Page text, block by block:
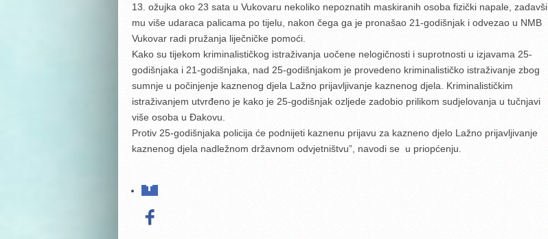
13. ožujka oko 23 sata u Vukovaru nekoliko nepoznatih maskiranih osoba fizički napale, zadavši
mu više udaraca palicama po tijelu, nakon čega ga je pronašao 21-godišnjak i odvezao u NMB
Vukovar radi pružanja liječničke pomoći.
Kako su tijekom kriminalističkog istraživanja uočene nelogičnosti i suprotnosti u izjavama 25-
godišnjaka i 21-godišnjaka, nad 25-godišnjakom je provedeno kriminalističko istraživanje zbog
sumnje u počinjenje kaznenog djela Lažno prijavljivanje kaznenog djela. Kriminalističkim
istraživanjem utvrđeno je kako je 25-godišnjak ozljede zadobio prilikom sudjelovanja u tučnjavi
više osoba u Đakovu.
Protiv 25-godišnjaka policija će podnijeti kaznenu prijavu za kazneno djelo Lažno prijavljivanje
kaznenog djela nadležnom državnom odvjetništvu”, navodi se u priopćenju.